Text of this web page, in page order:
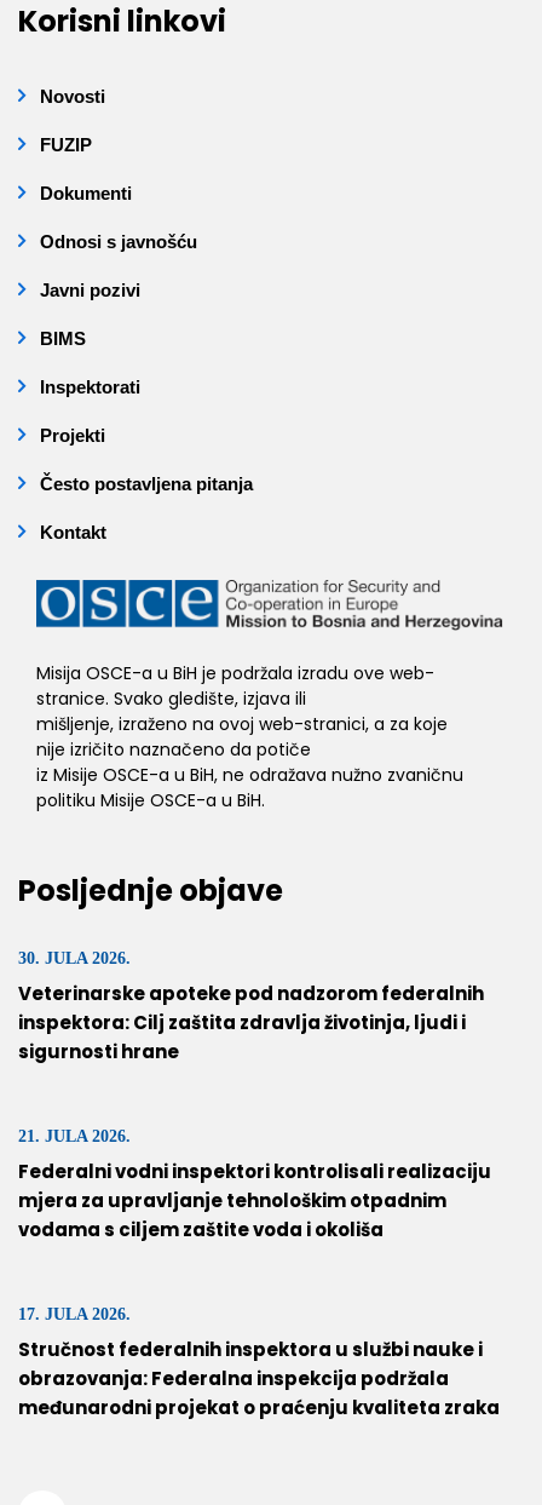
Korisni linkovi
Novosti
FUZIP
Dokumenti
Odnosi s javnošću
Javni pozivi
BIMS
Inspektorati
Projekti
Često postavljena pitanja
Kontakt
Misija OSCE-a u BiH je podržala izradu ove web-
stranice. Svako gledište, izjava ili
mišljenje, izraženo na ovoj web-stranici, a za koje
nije izričito naznačeno da potiče
iz Misije OSCE-a u BiH, ne odražava nužno zvaničnu
politiku Misije OSCE-a u BiH.
Posljednje objave
30. JULA 2026.
Veterinarske apoteke pod nadzorom federalnih
inspektora: Cilj zaštita zdravlja životinja, ljudi i
sigurnosti hrane
21. JULA 2026.
Federalni vodni inspektori kontrolisali realizaciju
mjera za upravljanje tehnološkim otpadnim
vodama s ciljem zaštite voda i okoliša
17. JULA 2026.
Stručnost federalnih inspektora u službi nauke i
obrazovanja: Federalna inspekcija podržala
međunarodni projekat o praćenju kvaliteta zraka